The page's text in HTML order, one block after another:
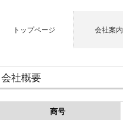
トップページ 会社案内
会社概要
商号